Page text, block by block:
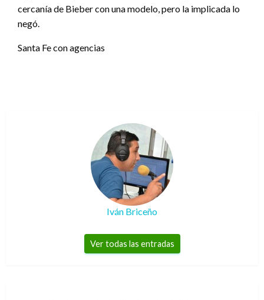
cercanía de Bieber con una modelo, pero la implicada lo
negó.
Santa Fe con agencias
Iván Briceño
Ver todas las entradas